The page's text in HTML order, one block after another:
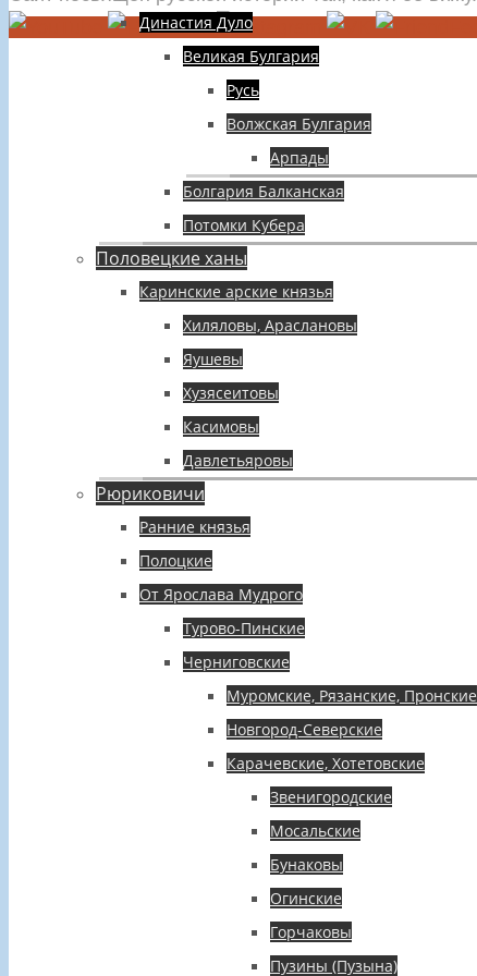
Династия Дуло
Великая Булгария
Русь
Волжская Булгария
Арпады
Болгария Балканская
Потомки Кубера
Половецкие ханы
Каринские арские князья
Хиляловы, Араслановы
Яушевы
Хузясеитовы
Касимовы
Давлетьяровы
Рюриковичи
Ранние князья
Полоцкие
От Ярослава Мудрого
Турово-Пинские
Черниговские
Муромские, Рязанские, Пронские
Новгород-Северские
Карачевские, Хотетовские
Звенигородские
Мосальские
Бунаковы
Огинские
Горчаковы
Пузины (Пузына)